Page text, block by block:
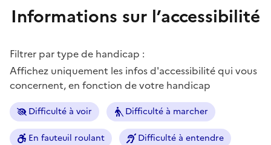
Informations sur l’accessibilité
Filtrer par type de handicap :
Affichez uniquement les infos d'accessibilité qui vous
concernent, en fonction de votre handicap
Difficulté à voir Difficulté à marcher
En fauteuil roulant Difficulté à entendre